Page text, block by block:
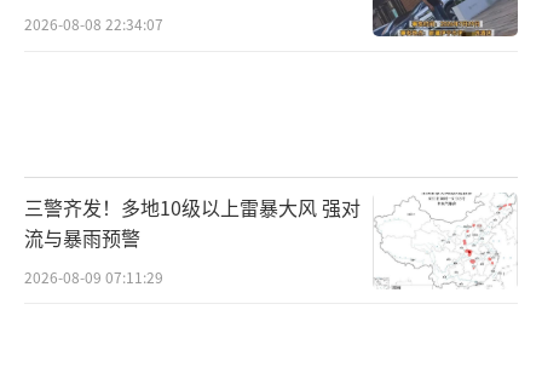
2026-08-08 22:34:07
三警齐发！多地10级以上雷暴大风 强对
流与暴雨预警
2026-08-09 07:11:29